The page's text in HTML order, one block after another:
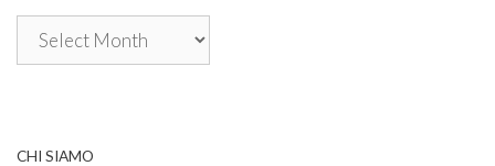
Archivio
CHI SIAMO